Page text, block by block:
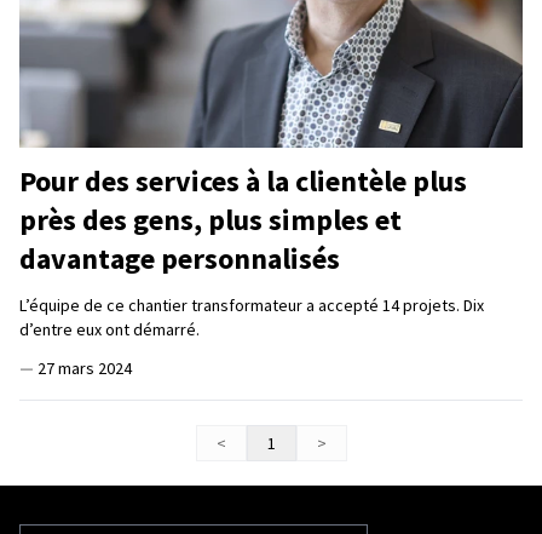
Pour des services à la clientèle plus
près des gens, plus simples et
davantage personnalisés
L’équipe de ce chantier transformateur a accepté 14 projets. Dix
d’entre eux ont démarré.
— 27 mars 2024
< 1 >